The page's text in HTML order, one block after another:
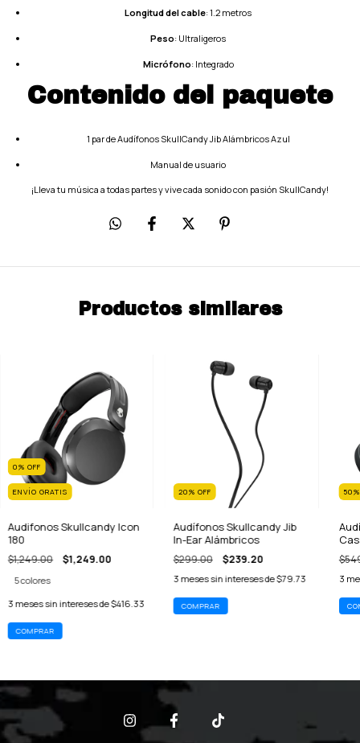
Longitud del cable: 1.2 metros
Peso: Ultraligeros
Micrófono: Integrado
Contenido del paquete
1 par de Audífonos SkullCandy Jib Alámbricos Azul
Manual de usuario
¡Lleva tu música a todas partes y vive cada sonido con pasión SkullCandy!
Productos similares
0% OFF
ENVÍO GRATIS
Audifonos Skullcandy Icon
180
$1,249.00 $1,249.00
5 colores
3 meses sin intereses de$416.33
COMPRAR
20% OFF
Audífonos Skullcandy Jib
In-Ear Alámbricos
$299.00 $239.20
3 meses sin intereses de$79.73
50
3